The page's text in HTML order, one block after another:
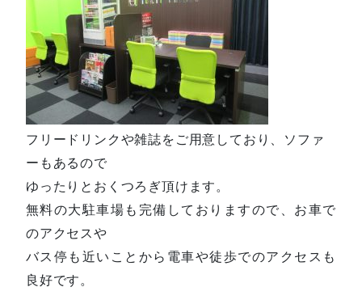
フリードリンクや雑誌をご用意しており、ソファ
ーもあるので
ゆったりとおくつろぎ頂けます。
無料の大駐車場も完備しておりますので、お車で
のアクセスや
バス停も近いことから電車や徒歩でのアクセスも
良好です。